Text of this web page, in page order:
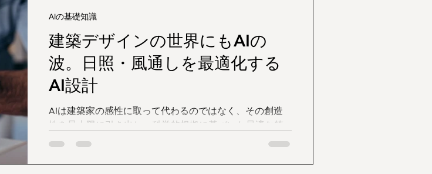
建築デザインの世界にもAIの
波。日照・風通しを最適化する
AI設計
AIは建築家の感性に取って代わるのではなく、その創造
性を最大限に引き出し、科学的根拠に基づいた最適な答
えを導き出す「超有能なパートナー」として、建築デザ
AIの基礎知識